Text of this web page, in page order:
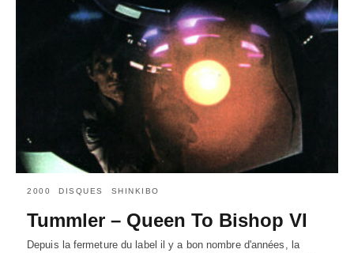
2000 DISQUES SHINKIBO
Tummler – Queen To Bishop VI
Depuis la fermeture du label il y a bon nombre d'années, la